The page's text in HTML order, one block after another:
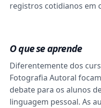
registros cotidianos em
O que se aprende
Diferentemente dos
Fotografia Autoral
debate para os alunos
linguagem pessoal. As